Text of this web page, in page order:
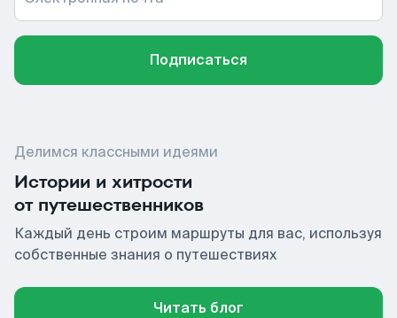
Подписаться
Делимся классными идеями
Истории и хитрости
от путешественников
Каждый день строим маршруты для вас, используя
собственные знания о путешествиях
Читать блог